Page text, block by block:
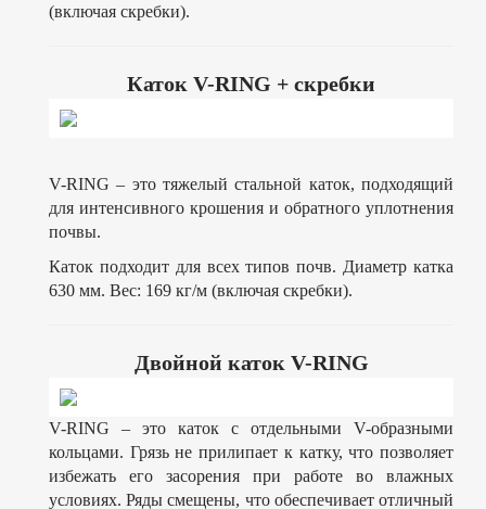
(включая скребки).
Каток V-RING + скребки
V-RING – это тяжелый стальной каток, подходящий
для интенсивного крошения и обратного уплотнения
почвы.
Каток подходит для всех типов почв. Диаметр катка
630 мм. Вес: 169 кг/м (включая скребки).
Двойной каток V-RING
V-RING – это каток с отдельными V-образными
кольцами. Грязь не прилипает к катку, что позволяет
избежать его засорения при работе во влажных
условиях. Ряды смещены, что обеспечивает отличный